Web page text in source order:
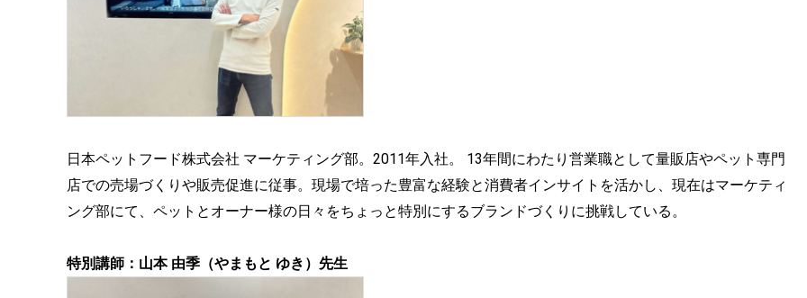
日本ペットフード株式会社 マーケティング部。2011年入社。 13年間にわたり営業職として量販店やペット専門
店での売場づくりや販売促進に従事。現場で培った豊富な経験と消費者インサイトを活かし、現在はマーケティ
ング部にて、ペットとオーナー様の日々をちょっと特別にするブランドづくりに挑戦している。
特別講師：山本 由季（やまもと ゆき）先生